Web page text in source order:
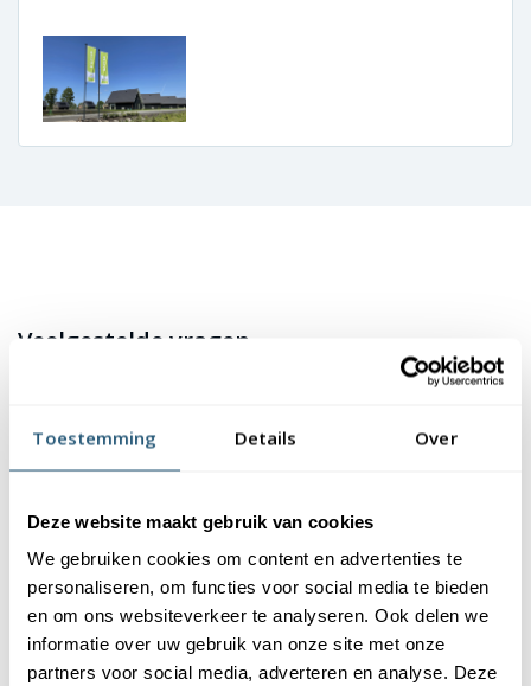
Toestemming Details Over
Deze website maakt gebruik van cookies
We gebruiken cookies om content en advertenties te
personaliseren, om functies voor social media te bieden
en om ons websiteverkeer te analyseren. Ook delen we
informatie over uw gebruik van onze site met onze
partners voor social media, adverteren en analyse. Deze
Veelgestelde vragen
Hoe bevestig ik een vlag aan de
Wat is de diameter van de vlaggenstok?
Hoe kies ik de juiste vlaggenstok?